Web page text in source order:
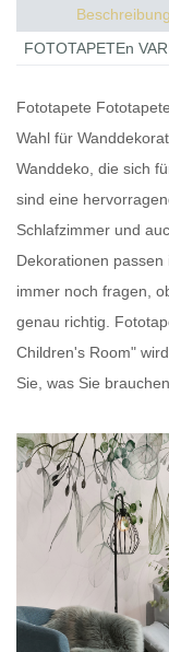
Beschreibung
FOTOTAPETEn
Fototapete
Wahl für
Wanddeko, die sich
sind eine
Schlafzimmer und
Dekorationen
immer noch fragen,
genau richtig.
Children's Room"
Sie, was Sie